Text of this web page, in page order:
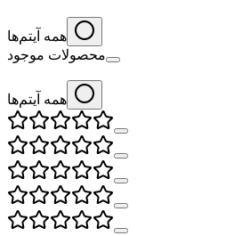
همه آیتم‌ها
محصولات موجود
همه آیتم‌ها